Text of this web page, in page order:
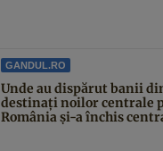
GANDUL.RO
Unde au dispărut banii
destinați noilor centrale
România și-a închis